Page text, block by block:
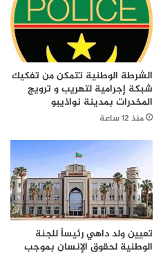
الشرطة الوطنية تتمكن من تفكيك
شبكة إجرامية لتهريب و ترويج
المخدرات بمدينة نواذيبو
منذ 12 ساعة
تعيين ولد داهي رئيساً للجنة
الوطنية لحقوق الإنسان بموجب